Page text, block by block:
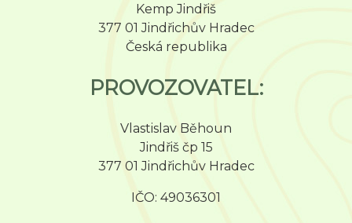
Kemp Jindřiš
377 01 Jindřichův Hradec
Česká republika
PROVOZOVATEL:
Vlastislav Běhoun
Jindřiš čp 15
377 01 Jindřichův Hradec
IČO: 49036301